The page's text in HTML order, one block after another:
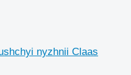
nyzhnii Claas